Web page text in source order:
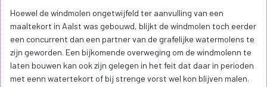
Hoewel de windmolen ongetwijfeld ter aanvulling van een
maaltekort in Aalst was gebouwd, blijkt de windmolen toch eerder
een concurrent dan een partner van de grafelijke watermolens te
zijn geworden. Een bijkomende overweging om de windmolenn te
laten bouwen kan ook zijn gelegen in het feit dat daar in perioden
met eenn watertekort of bij strenge vorst wel kon blijven malen.